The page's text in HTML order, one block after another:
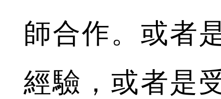
師合作。或者
經驗，或者是